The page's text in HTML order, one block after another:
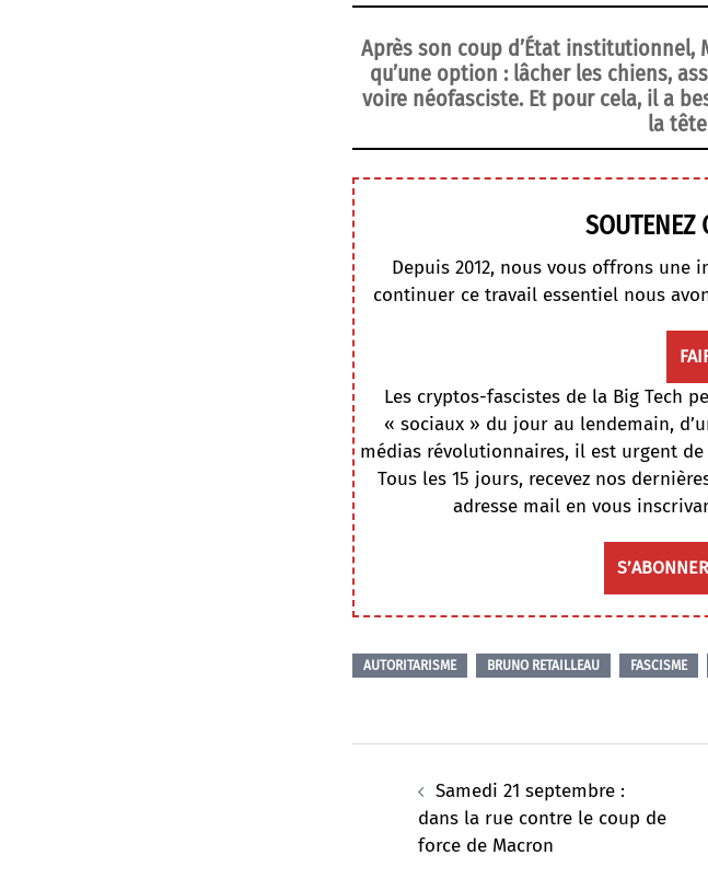
Après son coup d’État institutionnel,
qu’une option : lâcher les chiens,
voire néofasciste. Et pour cela, il a
la
SOUTENEZ
Depuis 2012, nous vous offrons
continuer ce travail essentiel nous
Les cryptos-fascistes de la Big Tech
« sociaux » du jour au lendemain,
médias révolutionnaires, il est urgent
Tous les 15 jours, recevez nos
adresse mail en vous
AUTORITARISME BRUNO RETAILLEAU FASCISME
d’articleSamedi 21 septembre :
dans la rue contre le coup de
force de Macron